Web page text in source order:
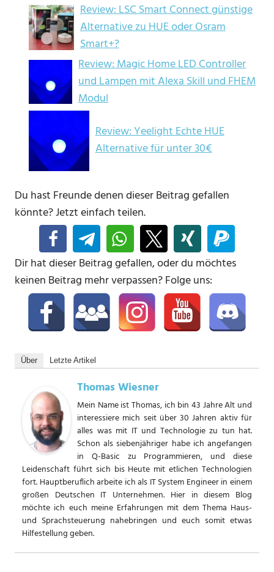
Review: LSC Smart Connect günstige
Alternative zu HUE oder Osram
Smart+?
Review: Magic Home LED Controller
und Lampen mit Alexa Skill und FHEM
Modul
Review: Yeelight Echte HUE
Alternative für unter 30€
Du hast Freunde denen dieser Beitrag gefallen
könnte? Jetzt einfach teilen.
Dir hat dieser Beitrag gefallen, oder du möchtes
keinen Beitrag mehr verpassen? Folge uns:
Über Letzte Artikel
Thomas Wiesner
Mein Name ist Thomas, ich bin 43 Jahre Alt und
interessiere mich seit über 30 Jahren aktiv für
alles was mit IT und Technologie zu tun hat.
Schon als siebenjähriger habe ich angefangen
in Q-Basic zu Programmieren, und diese
Leidenschaft führt sich bis Heute mit etlichen Technologien
fort. Hauptberuflich arbeite ich als IT System Engineer in einem
großen Deutschen IT Unternehmen. Hier in diesem Blog
möchte ich euch meine Erfahrungen mit dem Thema Haus-
und Sprachsteuerung nahebringen und euch somit etwas
Hilfestellung geben.